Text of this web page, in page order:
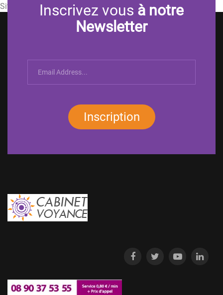
Site de WordPress-FRInscrivez vous à notre
Newsletter
Inscription